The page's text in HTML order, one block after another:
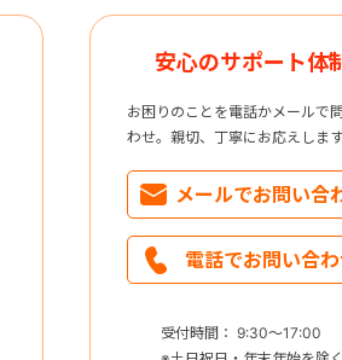
安心のサポート体
お困りのことを電話かメールで
わせ。親切、丁寧にお応えします
メールでお問い合
電話でお問い合
受付時間： 9:30～17:00